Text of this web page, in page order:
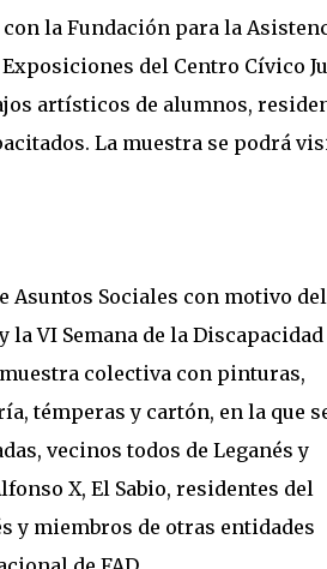
la Fundación para la
del Centro Cívico
artísticos de alumnos,
La muestra se podrá
Asuntos Sociales con motivo
VI Semana de la
colectiva con pinturas,
témperas y cartón, en la que
vecinos todos de Leganés y
X, El Sabio, residentes del
y miembros de otras entidades